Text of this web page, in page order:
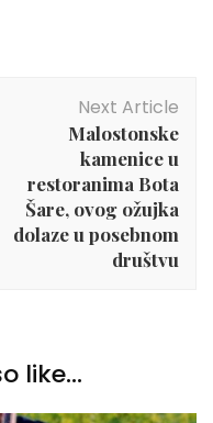
Next Article
Malostonske
kamenice u
restoranima Bota
Šare, ovog ožujka
dolaze u posebnom
društvu
like...